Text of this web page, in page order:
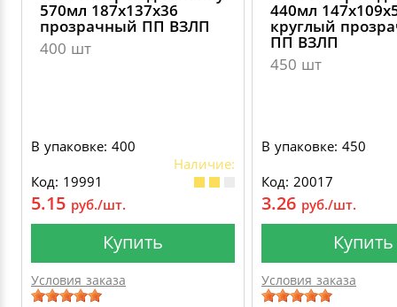
570мл 187х137х36
прозрачный ПП ВЗЛП
400 шт
В упаковке: 400
Наличие:
Код: 19991
5.15 руб./шт.
Купить
Условия заказа
440мл
круглый
ПП ВЗЛП
450 шт
В упаковке: 450
Код: 20017
3.26 руб./шт.
Купить
Условия заказа